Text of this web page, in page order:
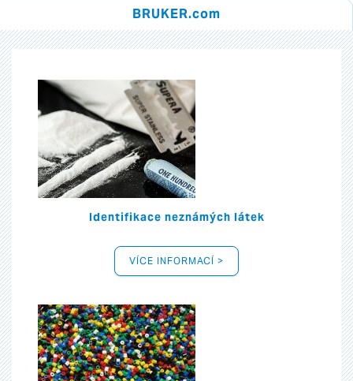
BRUKER.com
Identifikace neznámých látek
VÍCE INFORMACÍ >